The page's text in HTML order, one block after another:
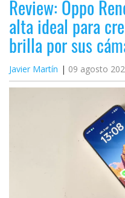
Review: Oppo
alta ideal para
brilla por sus
Javier Martín 09 agosto